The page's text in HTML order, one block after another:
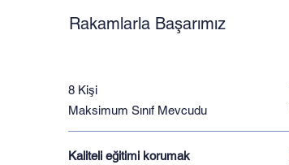
Rakamlarla Başarımız
8 Kişi
Maksimum Sınıf Mevcudu
Kaliteli eğitimi korumak